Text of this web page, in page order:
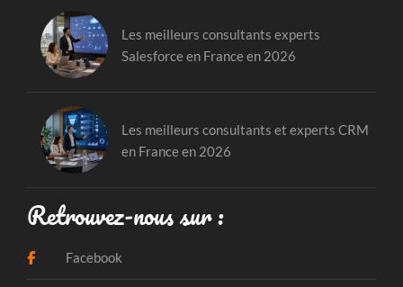
Les meilleurs consultants experts
Salesforce en France en 2026
Les meilleurs consultants et experts CRM
en France en 2026
Retrouvez-nous sur :
Facebook